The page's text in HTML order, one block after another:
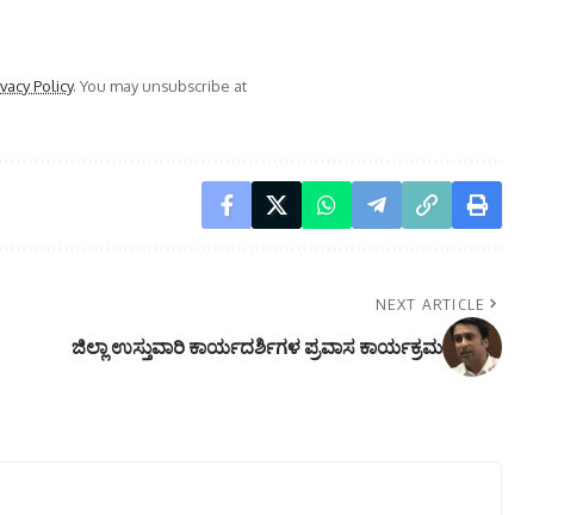
Policy. You may unsubscribe at
NEXT ARTICLE
ಜಿಲ್ಲಾ ಉಸ್ತುವಾರಿ ಕಾರ್ಯದರ್ಶಿಗಳ ಪ್ರವಾಸ ಕಾರ್ಯಕ್ರಮ